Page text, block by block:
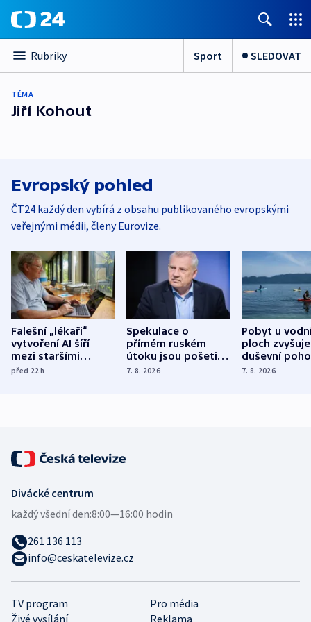
Rubriky Sport SLEDOVAT
TÉMA
Jiří Kohout
Evropský pohled
ČT24 každý den vybírá z obsahu publikovaného evropskými
veřejnými médii, členy Eurovize.
Falešní „lékaři“
vytvoření AI šíří
mezi staršími
Poláky nebezpečné
před 22h
Spekulace o
přímém ruském
útoku jsou pošetilé,
míní estonský
7. 8. 2026
Pobyt u
ploch zvyšuje
duševní
ukázala
7. 8. 2026
TV program
Pro média
Živé vysílání
Reklama
Divácké centrum
každý všední den:8:00—16:00 hodin
261 136 113
info@ceskatelevize.cz